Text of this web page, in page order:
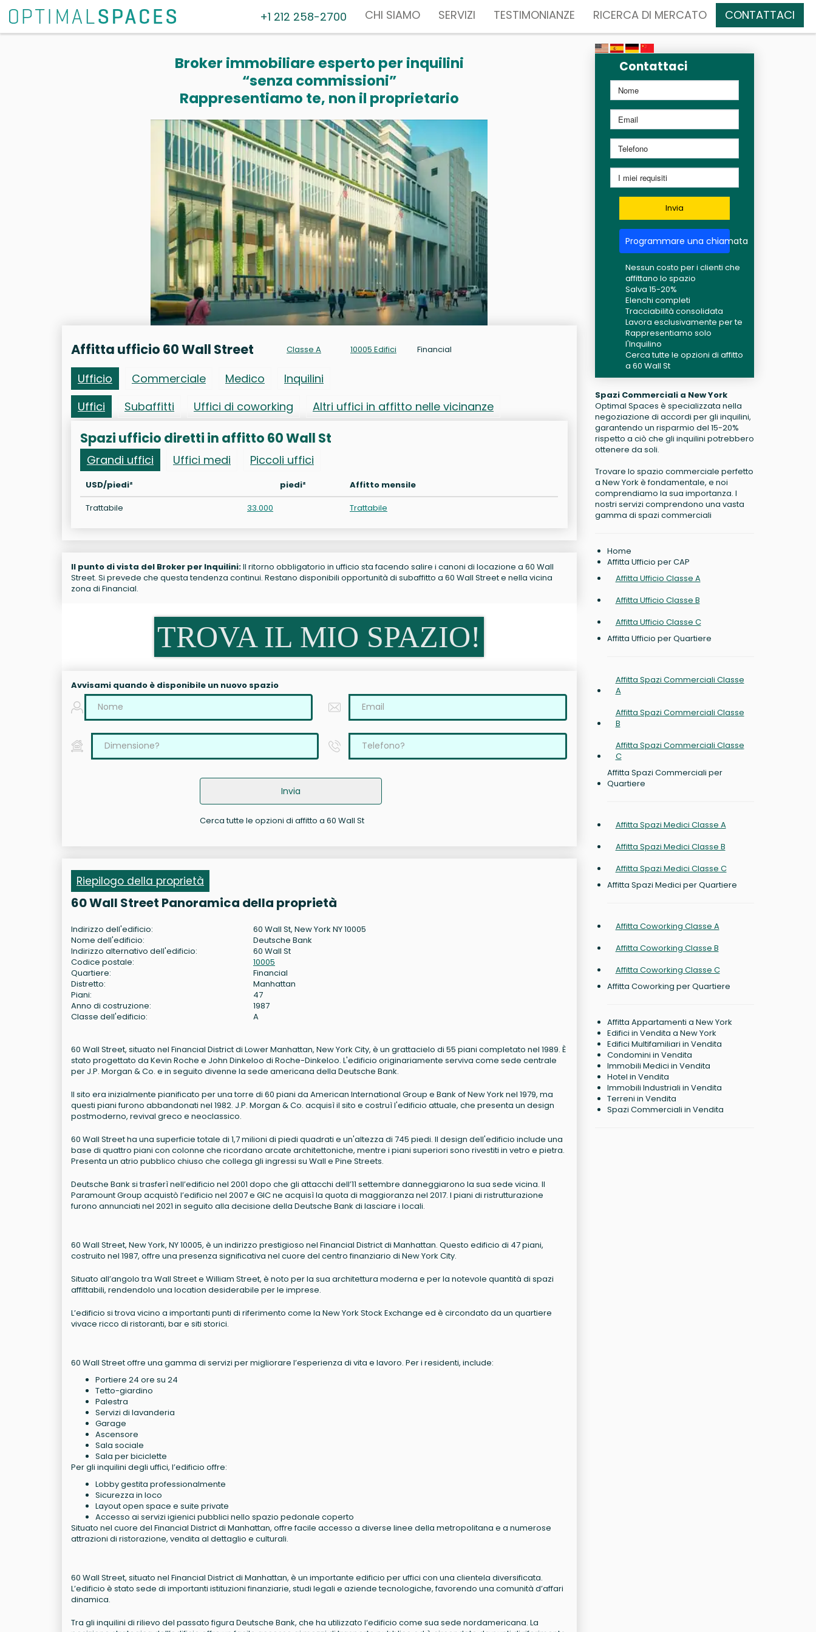
+1 212 258-2700 CHI SIAMO SERVIZI TESTIMONIANZE RICERCA DI MERCATO CONTATTACI
Broker immobiliare esperto per inquilini
“senza commissioni”
Rappresentiamo te, non il proprietario
Affitta ufficio 60 Wall Street Classe A 10005 Edifici Financial
Ufficio Commerciale Medico
Inquilini
Uffici
Subaffitti Uffici di coworking Altri uffici in affitto nelle vicinanze
Spazi ufficio diretti in affitto 60 Wall St
Grandi uffici Uffici medi Piccoli uffici
USD/piedi² piedi²
Affitto mensile
Trattabile
33.000 Trattabile
Il punto di vista del Broker per Inquilini:Il ritorno obbligatorio in ufficio sta facendo salire i canoni di locazione a 60 Wall
Street. Si prevede che questa tendenza continui. Restano disponibili opportunità di subaffitto a 60 Wall Street e nella vicina
zona di Financial.
TROVA IL MIO SPAZIO!
Avvisami quando è disponibile un nuovo spazio
Invia
Cerca tutte le opzioni di affitto a 60 Wall St
Riepilogo della proprietà
60 Wall Street Panoramica della proprietà
Indirizzo dell'edificio:
60 Wall St, New York NY 10005
Nome dell'edificio:
Deutsche Bank
Indirizzo alternativo dell'edificio:
60 Wall St
Codice postale:
10005
Quartiere:
Financial
Distretto:
Manhattan
Piani:
47
Anno di costruzione:
1987
Classe dell'edificio:
A
60 Wall Street, situato nel Financial District di Lower Manhattan, New York City, è un grattacielo di 55 piani completato nel 1989. È
stato progettato da Kevin Roche e John Dinkeloo di Roche-Dinkeloo. L'edificio originariamente serviva come sede centrale
per J.P. Morgan & Co. e in seguito divenne la sede americana della Deutsche Bank.
Il sito era inizialmente pianificato per una torre di 60 piani da American International Group e Bank of New York nel 1979, ma
questi piani furono abbandonati nel 1982. J.P. Morgan & Co. acquisì il sito e costruì l'edificio attuale, che presenta un design
postmoderno, revival greco e neoclassico.
60 Wall Street ha una superficie totale di 1,7 milioni di piedi quadrati e un'altezza di 745 piedi. Il design dell'edificio include una
base di quattro piani con colonne che ricordano arcate architettoniche, mentre i piani superiori sono rivestiti in vetro e pietra.
Presenta un atrio pubblico chiuso che collega gli ingressi su Wall e Pine Streets.
Deutsche Bank si trasferì nell’edificio nel 2001 dopo che gli attacchi dell’11 settembre danneggiarono la sua sede vicina. Il
Paramount Group acquistò l’edificio nel 2007 e GIC ne acquisì la quota di maggioranza nel 2017. I piani di ristrutturazione
furono annunciati nel 2021 in seguito alla decisione della Deutsche Bank di lasciare i locali.
60 Wall Street, New York, NY 10005, è un indirizzo prestigioso nel Financial District di Manhattan. Questo edificio di 47 piani,
costruito nel 1987, offre una presenza significativa nel cuore del centro finanziario di New York City.
Situato all’angolo tra Wall Street e William Street, è noto per la sua architettura moderna e per la notevole quantità di spazi
affittabili, rendendolo una location desiderabile per le imprese.
L’edificio si trova vicino a importanti punti di riferimento come la New York Stock Exchange ed è circondato da un quartiere
vivace ricco di ristoranti, bar e siti storici.
60 Wall Street offre una gamma di servizi per migliorare l’esperienza di vita e lavoro. Per i residenti, include:
Portiere 24 ore su 24
Tetto-giardino
Palestra
Servizi di lavanderia
Garage
Ascensore
Sala sociale
Sala per biciclette
Per gli inquilini degli uffici, l’edificio offre:
Lobby gestita professionalmente
Sicurezza in loco
Layout open space e suite private
Accesso ai servizi igienici pubblici nello spazio pedonale coperto
Situato nel cuore del Financial District di Manhattan, offre facile accesso a diverse linee della metropolitana e a numerose
attrazioni di ristorazione, vendita al dettaglio e culturali.
60 Wall Street, situato nel Financial District di Manhattan, è un importante edificio per uffici con una clientela diversificata.
L’edificio è stato sede di importanti istituzioni finanziarie, studi legali e aziende tecnologiche, favorendo una comunità d’affari
dinamica.
Tra gli inquilini di rilievo del passato figura Deutsche Bank, che ha utilizzato l’edificio come sua sede nordamericana. La
Contattaci
Invia
Programmare una chiamata
Nessun costo per i clienti che
affittano lo spazio
Salva 15-20%
Elenchi completi
Tracciabilità consolidata
Lavora esclusivamente per te
Rappresentiamo solo
l'Inquilino
Cerca tutte le opzioni di affitto
a 60 Wall St
Spazi Commerciali a New York
Optimal Spaces è specializzata nella
negoziazione di accordi per gli inquilini,
garantendo un risparmio del 15-20%
rispetto a ciò che gli inquilini potrebbero
ottenere da soli.
Trovare lo spazio commerciale perfetto
a New York è fondamentale, e noi
comprendiamo la sua importanza. I
nostri servizi comprendono una vasta
gamma di spazi commerciali
Home
Affitta Ufficio per CAP
Affitta Ufficio Classe A
Affitta Ufficio Classe B
Affitta Ufficio Classe C
Affitta Ufficio per Quartiere
Affitta Spazi Commerciali Classe
A
Affitta Spazi Commerciali Classe
B
Affitta Spazi Commerciali Classe
C
Affitta Spazi Commerciali per
Quartiere
Affitta Spazi Medici Classe A
Affitta Spazi Medici Classe B
Affitta Spazi Medici Classe C
Affitta Spazi Medici per Quartiere
Affitta Coworking Classe A
Affitta Coworking Classe B
Affitta Coworking Classe C
Affitta Coworking per Quartiere
Affitta Appartamenti a New York
Edifici in Vendita a New York
Edifici Multifamiliari in Vendita
Condomini in Vendita
Immobili Medici in Vendita
Hotel in Vendita
Immobili Industriali in Vendita
Terreni in Vendita
Spazi Commerciali in Vendita